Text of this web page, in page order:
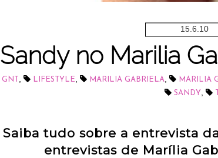
15.6.10
Sandy no Marilia
GNT LIFESTYLE MARILIA GABRIELA MARILIA
SANDY,
Saiba tudo sobre a entrevista
entrevistas de Marília